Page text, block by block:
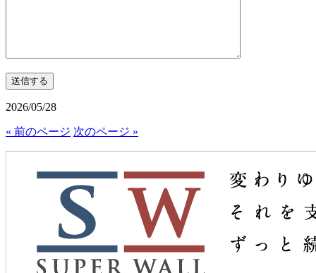
2026/05/28
« 前のページ 次のページ »